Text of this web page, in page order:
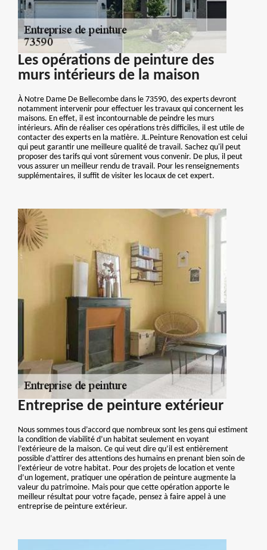
Les opérations de peinture des
murs intérieurs de la maison
À Notre Dame De Bellecombe dans le 73590, des experts devront
notamment intervenir pour effectuer les travaux qui concernent les
maisons. En effet, il est incontournable de peindre les murs
intérieurs. Afin de réaliser ces opérations très difficiles, il est utile de
contacter des experts en la matière. JL.Peinture Renovation est celui
qui peut garantir une meilleure qualité de travail. Sachez qu'il peut
proposer des tarifs qui vont sûrement vous convenir. De plus, il peut
vous assurer un meilleur rendu de travail. Pour les renseignements
supplémentaires, il suffit de visiter les locaux de cet expert.
Entreprise de peinture extérieur
Nous sommes tous d’accord que nombreux sont les gens qui estiment
la condition de viabilité d’un habitat seulement en voyant
l’extérieure de la maison. Ce qui veut dire qu’il est entièrement
possible d’attirer des attentions des humains en prenant bien soin de
l’extérieur de votre habitat. Pour des projets de location et vente
d’un logement, pratiquer une opération de peinture augmente la
valeur du patrimoine. Mais pour que cette opération apporte le
meilleur résultat pour votre façade, pensez à faire appel à une
entreprise de peinture extérieur.